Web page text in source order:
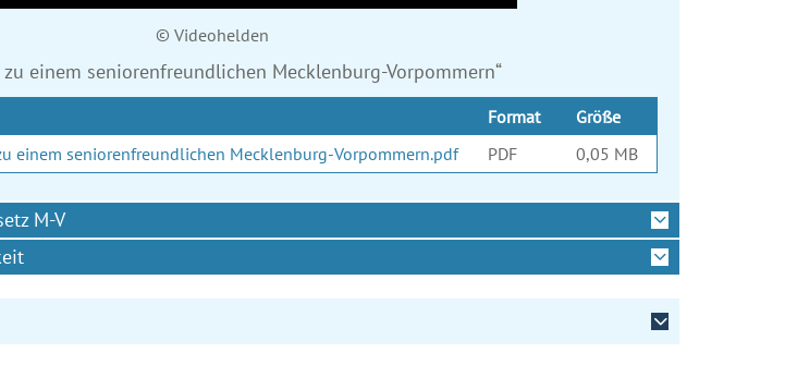
© Videohelden
zu einem seniorenfreundlichen Mecklenburg-Vorpommern“
Format
Größe
einem seniorenfreundlichen Mecklenburg-Vorpommern.pdf
PDF 0,05 MB
M-V